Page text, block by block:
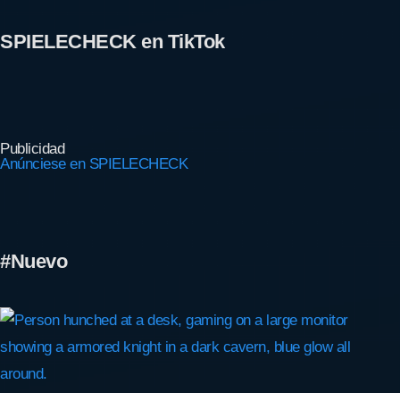
SPIELECHECK en TikTok
Publicidad
Anúnciese en SPIELECHECK
#Nuevo